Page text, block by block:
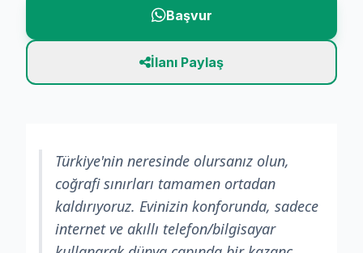
Başvur
İlanı Paylaş
Türkiye'nin neresinde olursanız olun,
coğrafi sınırları tamamen ortadan
kaldırıyoruz. Evinizin konforunda, sadece
internet ve akıllı telefon/bilgisayar